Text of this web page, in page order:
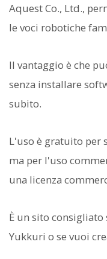
Aquest Co., Ltd.,
le voci robotiche
Il vantaggio è che
senza installare
subito.
L'uso è gratuito per
ma per l'uso
una licenza
È un sito
Yukkuri o se vuoi